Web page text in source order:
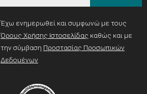
Έχω ενημερωθεί και συμφωνώ με τους
Όρους Χρήσης Ιστοσελίδας καθώς και με
την σύμβαση Προστασίας Προσωπικών
Δεδομένων